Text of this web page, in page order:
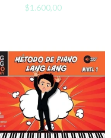
$1.600,00